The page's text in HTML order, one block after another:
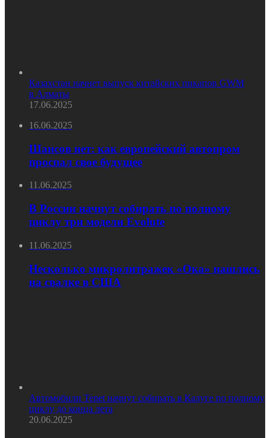
Казахстан начнет выпуск китайских пикапов GWM
в Алматы
17.06.2025
16.06.2025
Шансов нет: как европейский автопром
проспал свое будущее
11.06.2025
В России начнут собирать по полному
циклу три модели Evolute
11.06.2025
Несколько микролитражек «Ока» нашлись
на свалке в США
Автомобили Tenet начнут собирать в Калуге по полному
циклу до конца лета
20.06.2025